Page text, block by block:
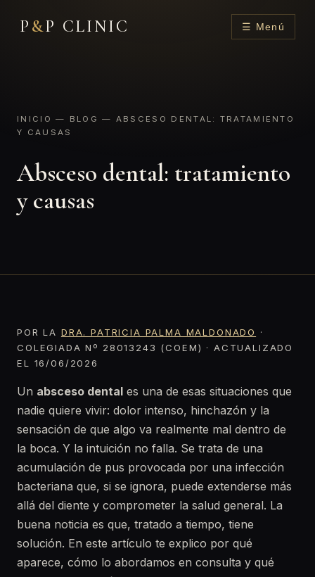
P &P CLINIC ☰ Menú
INICIO — BLOG — ABSCESO DENTAL: TRATAMIENTO
Y CAUSAS
Absceso dental: tratamiento
y causas
POR LA DRA. PATRICIA PALMA MALDONADO
·
COLEGIADA Nº 28013243 (COEM) · ACTUALIZADO
EL 16/06/2026
Un absceso dental es una de esas situaciones que
nadie quiere vivir: dolor intenso, hinchazón y la
sensación de que algo va realmente mal dentro de
la boca. Y la intuición no falla. Se trata de una
acumulación de pus provocada por una infección
bacteriana que, si se ignora, puede extenderse más
allá del diente y comprometer la salud general. La
buena noticia es que, tratado a tiempo, tiene
solución. En este artículo te explico por qué
aparece, cómo lo abordamos en consulta y qué